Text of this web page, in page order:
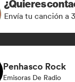
¿Quieres
Envía tu canción a
Penhasco Rock
Emisoras De Radio